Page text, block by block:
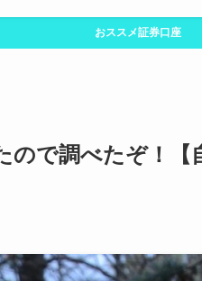
おススメ証券口座
ので調べたぞ！【